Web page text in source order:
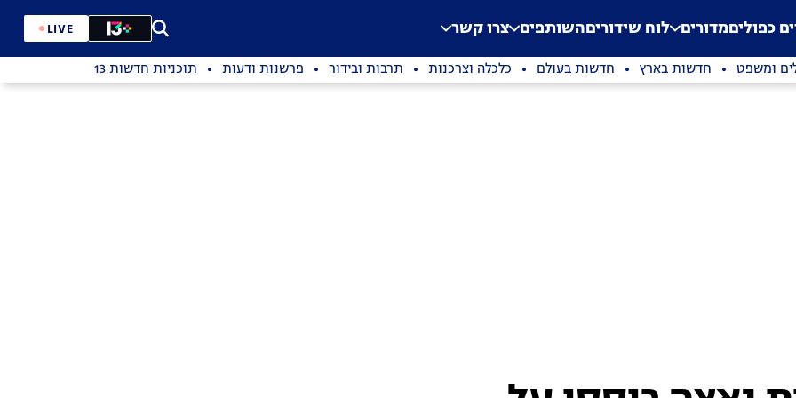
Application error: a
. כפוליםמדורים לוח שידוריםהשותפים צרו קשר LIVE
ומשפט חדשות בארץ חדשות בעולם כלכלה וצרכנות תרבות ובידור פרשנות ודעות תוכניות חדשות 13